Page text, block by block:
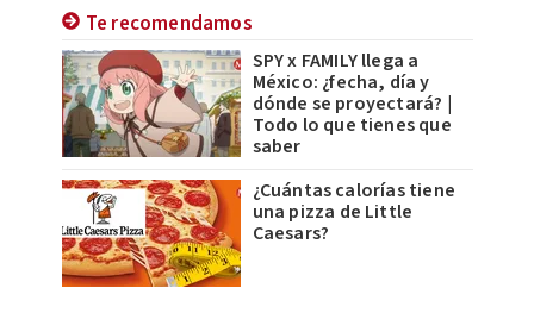
Te recomendamos
SPY x FAMILY llega a
México: ¿fecha, día y
dónde se proyectará? |
Todo lo que tienes que
saber
¿Cuántas calorías tiene
una pizza de Little
Caesars?